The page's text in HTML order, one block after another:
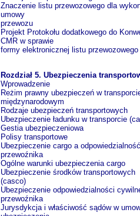
Znaczenie listu przewozowego dla
umowy
przewozu
Projekt Protokołu dodatkowego do
CMR w sprawie
formy elektronicznej listu przewozowego
Rozdział 5. Ubezpieczenia
Wprowadzenie
Reżim prawny ubezpieczeń w
międzynarodowym
Rodzaje ubezpieczeń transportowych
Ubezpieczenie ładunku w transporcie
Gestia ubezpieczeniowa
Polisy transportowe
Ubezpieczenie cargo a odpowiedzialność
przewoźnika
Ogólne warunki ubezpieczenia cargo
Ubezpieczenie środków transportowych
(casco)
Ubezpieczenie odpowiedzialności
przewoźnika
Jurysdykcja i właściwość sądów w